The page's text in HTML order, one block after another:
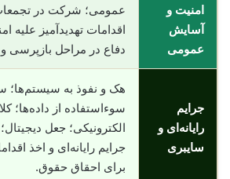
امنیت و
آسایش
عمومی
عمومی؛ شرکت در
اقدامات تهدیدآمیز علیه
دفاع در مراحل بازپرسی و
جرایم
رایانه‌ای و
سایبری
هک و نفوذ به سیستم‌ها؛
سوء‌استفاده از داده‌ها؛
الکترونیکی؛ جعل
جرایم رایانه‌ای و اخذ
برای احقاق حقوق.